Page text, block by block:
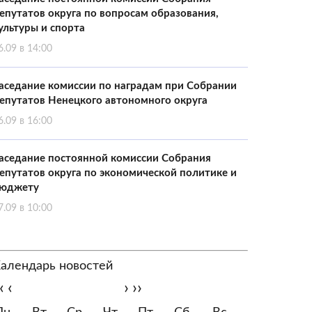
округа по вопросам образования,
и спорта
в 14:00
комиссии по наградам при Собрании
Ненецкого автономного округа
в 16:00
постоянной комиссии Собрания
округа по экономической политике и
в 10:00
новостей
‹ › ››